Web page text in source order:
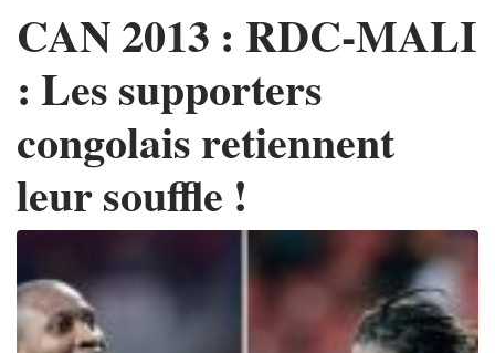
CAN 2013 : RDC-MALI
: Les supporters
congolais retiennent
leur souffle !